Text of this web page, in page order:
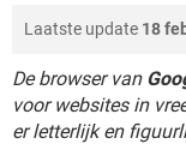
GRATIS
TIKTOK
TIKTOK
VIDEOBELLEN
INSTAGRAM
NETFLIX
VIDEOBELLEN
INSTAGRAM
Laatste update 18
De browser van
voor websites in
er letterlijk en